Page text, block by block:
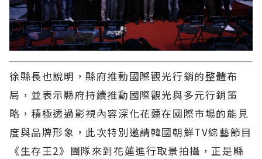
徐縣長也說明，縣府推動國際觀光行銷的整體布
局，並表示縣府持續推動國際觀光與多元行銷策
略，積極透過影視內容深化花蓮在國際市場的能見
度與品牌形象，此次特別邀請韓國朝鮮TV綜藝節目
《生存王2》團隊來到花蓮進行取景拍攝，正是縣